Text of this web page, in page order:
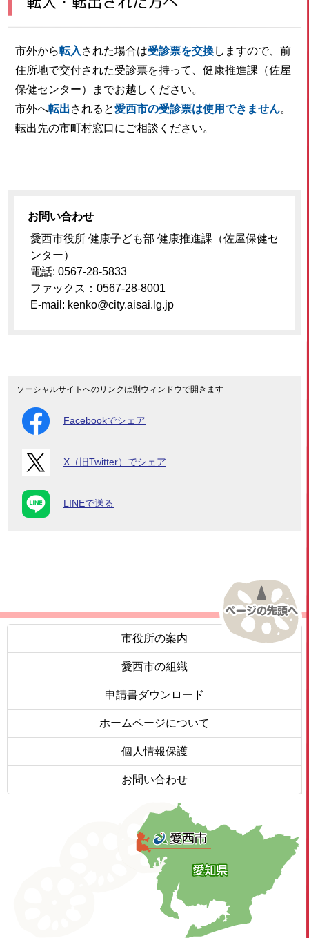
市外から転入 された場合は受診票を交換しますので、前
住所地で交付された受診票を持って、健康推進課（佐屋
保健センター）までお越しください。
市外へ転出されると愛西市の受診票は使用できません。
転出先の市町村窓口にご相談ください。
お問い合わせ
愛西市役所 健康子ども部 健康推進課（佐屋保健セ
ンター）
電話: 0567-28-5833
ファックス：0567-28-8001
E-mail: kenko@city.aisai.lg.jp
ソーシャルサイトへのリンクは別ウィンドウで開きます
Facebookでシェア
X（旧Twitter）でシェア
LINEで送る
市役所の案内
愛西市の組織
申請書ダウンロード
ホームページについて
個人情報保護
お問い合わせ